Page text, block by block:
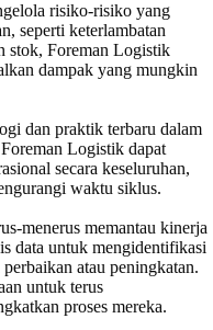
risiko-risiko yang
seperti keterlambatan
stok, Foreman Logistik
dampak yang mungkin
dan praktik terbaru dalam
Logistik dapat
secara keseluruhan,
waktu siklus.
menerus memantau kinerja
data untuk mengidentifikasi
atau peningkatan.
untuk terus
proses mereka.